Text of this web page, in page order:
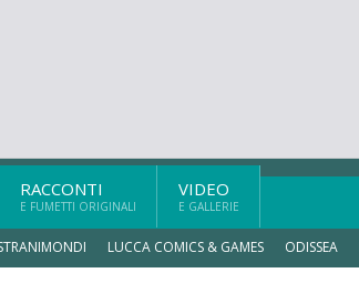
RACCONTI
E FUMETTI ORIGINALI
VIDEO
E GALLERIE
LUCCA COMICS & GAMES ODISSEA